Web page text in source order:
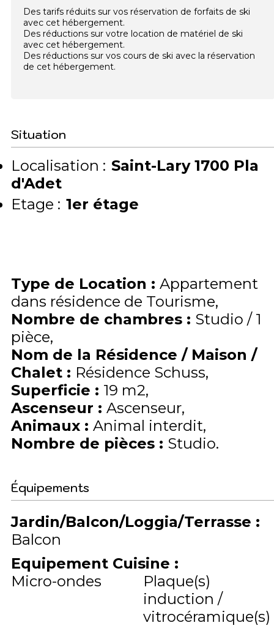
Des tarifs réduits sur vos réservation de forfaits de ski
avec cet hébergement.
Des réductions sur votre location de matériel de ski
avec cet hébergement.
Des réductions sur vos cours de ski avec la réservation
de cet hébergement.
Situation
Localisation : Saint-Lary 1700 Pla
d'Adet
Etage : 1er étage
Type de Location : Appartement
dans résidence de Tourisme
Nombre de chambres : Studio / 1
pièce
Nom de la Résidence / Maison /
Chalet : Résidence Schuss
Superficie : 19 m2
Ascenseur : Ascenseur
Animaux : Animal interdit
Nombre de pièces : Studio
Équipements
Jardin/Balcon/Loggia/Terrasse :
Balcon
Equipement Cuisine :
Micro-ondes
Plaque(s)
induction /
vitrocéramique(s)